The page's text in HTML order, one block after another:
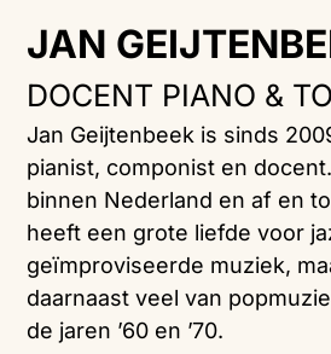
JAN
DOCENT PIANO &
Jan Geijtenbeek is sinds
pianist, componist en
binnen Nederland en af en
heeft een grote liefde voor
geïmproviseerde muziek,
daarnaast veel van
de jaren ’60 en ’70.